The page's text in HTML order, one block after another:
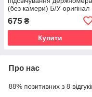
(без камери) Б/У оригінал
Fusion USA 13-19
675 ₴
Купити
Про нас
88% позитивних з 8